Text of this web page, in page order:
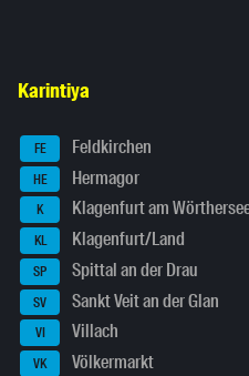
Karintiya
FE Feldkirchen
HE Hermagor
K Klagenfurt am
KL Klagenfurt/Land
SP Spittal an der Drau
SV Sankt Veit an der Glan
VI Villach
VK Völkermarkt